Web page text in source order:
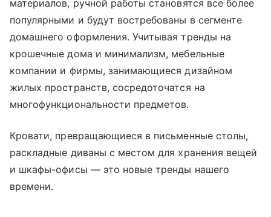
материалов, ручной работы становятся все более
популярными и будут востребованы в сегменте
домашнего оформления. Учитывая тренды на
крошечные дома и минимализм, мебельные
компании и фирмы, занимающиеся дизайном
жилых пространств, сосредоточатся на
многофункциональности предметов.
Кровати, превращающиеся в письменные столы,
раскладные диваны с местом для хранения вещей
и шкафы-офисы — это новые тренды нашего
времени.